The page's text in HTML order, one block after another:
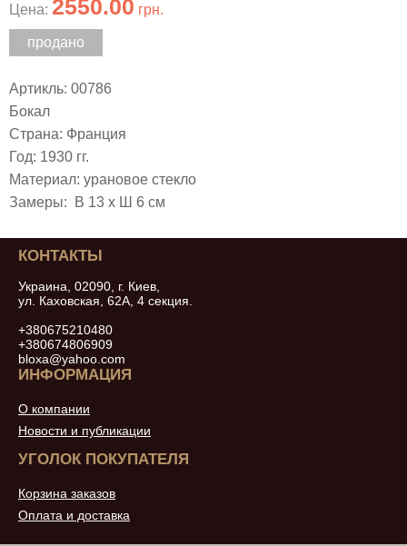
Цена: 2550.00 грн.
продано
Артикль: 00786
Бокал
Страна: Франция
Год: 1930 гг.
Материал: урановое стекло
Замеры: В 13 х Ш 6 см
КОНТАКТЫ
Украина, 02090, г. Киев,
ул. Каховская, 62А, 4 секция.
+380675210480
+380674806909
bloxa@yahoo.com
ИНФОРМАЦИЯ
О компании
Новости и публикации
УГОЛОК ПОКУПАТЕЛЯ
Корзина заказов
Оплата и доставка